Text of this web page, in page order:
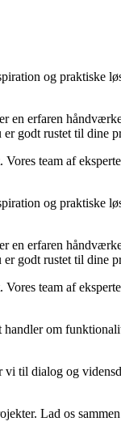
og praktiske
en erfaren
godt rustet til dine
team af
og praktiske
en erfaren
godt rustet til dine
team af
om
til dialog og
Lad os